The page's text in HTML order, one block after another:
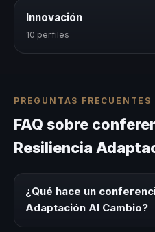
Innovación
10 perfiles
PREGUNTAS FRECUENTES
FAQ sobre
Resiliencia
¿Qué hace un
Adaptación Al Cambio?